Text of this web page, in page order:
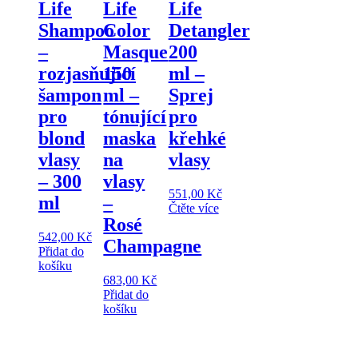
Life
Shampoo
–
rozjasňující
šampon
pro
blond
vlasy
– 300
ml
542,00 Kč
Přidat do
košíku
Life
Color
Masque
150
ml –
tónující
maska
na
vlasy
–
Rosé
Champagne
683,00Kč
Přidat do
košíku
Life
Detangler
200
ml –
Sprej
pro
křehké
vlasy
551,00 Kč
Čtěte více